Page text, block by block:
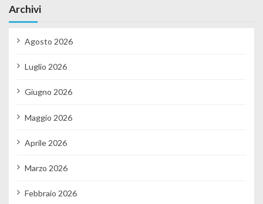
Archivi
Agosto 2026
Luglio 2026
Giugno 2026
Maggio 2026
Aprile 2026
Marzo 2026
Febbraio 2026